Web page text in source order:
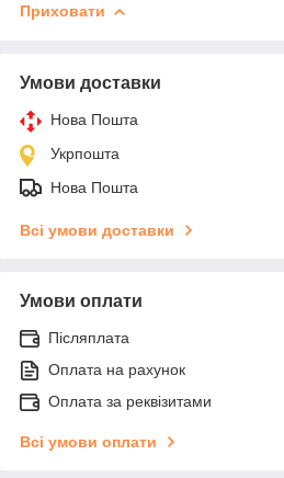
Приховати
Умови доставки
Нова Пошта
Укрпошта
Нова Пошта
Всі умови доставки
Умови оплати
Післяплата
Оплата на рахунок
Оплата за реквізитами
Всі умови оплати